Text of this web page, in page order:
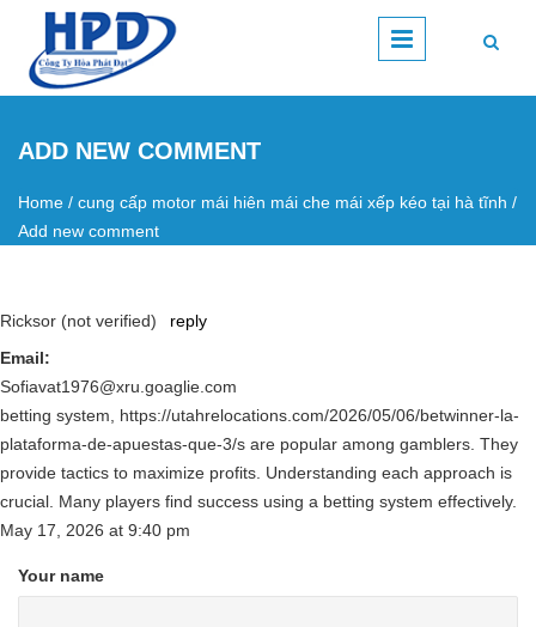
Skip to main content
ADD NEW COMMENT
You are here
Home / cung cấp motor mái hiên mái che mái xếp kéo tại hà tĩnh /
Add new comment
Ricksor (not verified)
reply
Email:
Sofiavat1976@xru.goaglie.com
betting system, https://utahrelocations.com/2026/05/06/betwinner-la-
plataforma-de-apuestas-que-3/s are popular among gamblers. They
provide tactics to maximize profits. Understanding each approach is
crucial. Many players find success using a betting system effectively.
May 17, 2026 at 9:40 pm
Your name